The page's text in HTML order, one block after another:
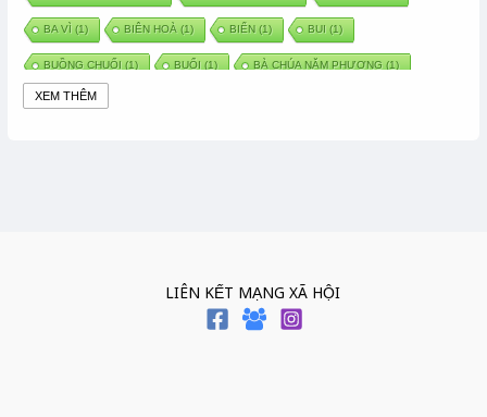
BA VÌ (1) BIÊN HOÀ (1) BIỂN (1) BUI (1)
BUỒNG CHUỐI (1) BUỔI (1) BÀ CHÚA NĂM PHƯƠNG (1)
BÀ CHÚA THÀNH ĐÔNG
BÁNH CHƯNG BÁNH DẦY
BÁNH TRÁNG (1) BÁNH TRÔI BÁNH CHAY
XEM THÊM
LIÊN KẾT MẠNG XÃ HỘI